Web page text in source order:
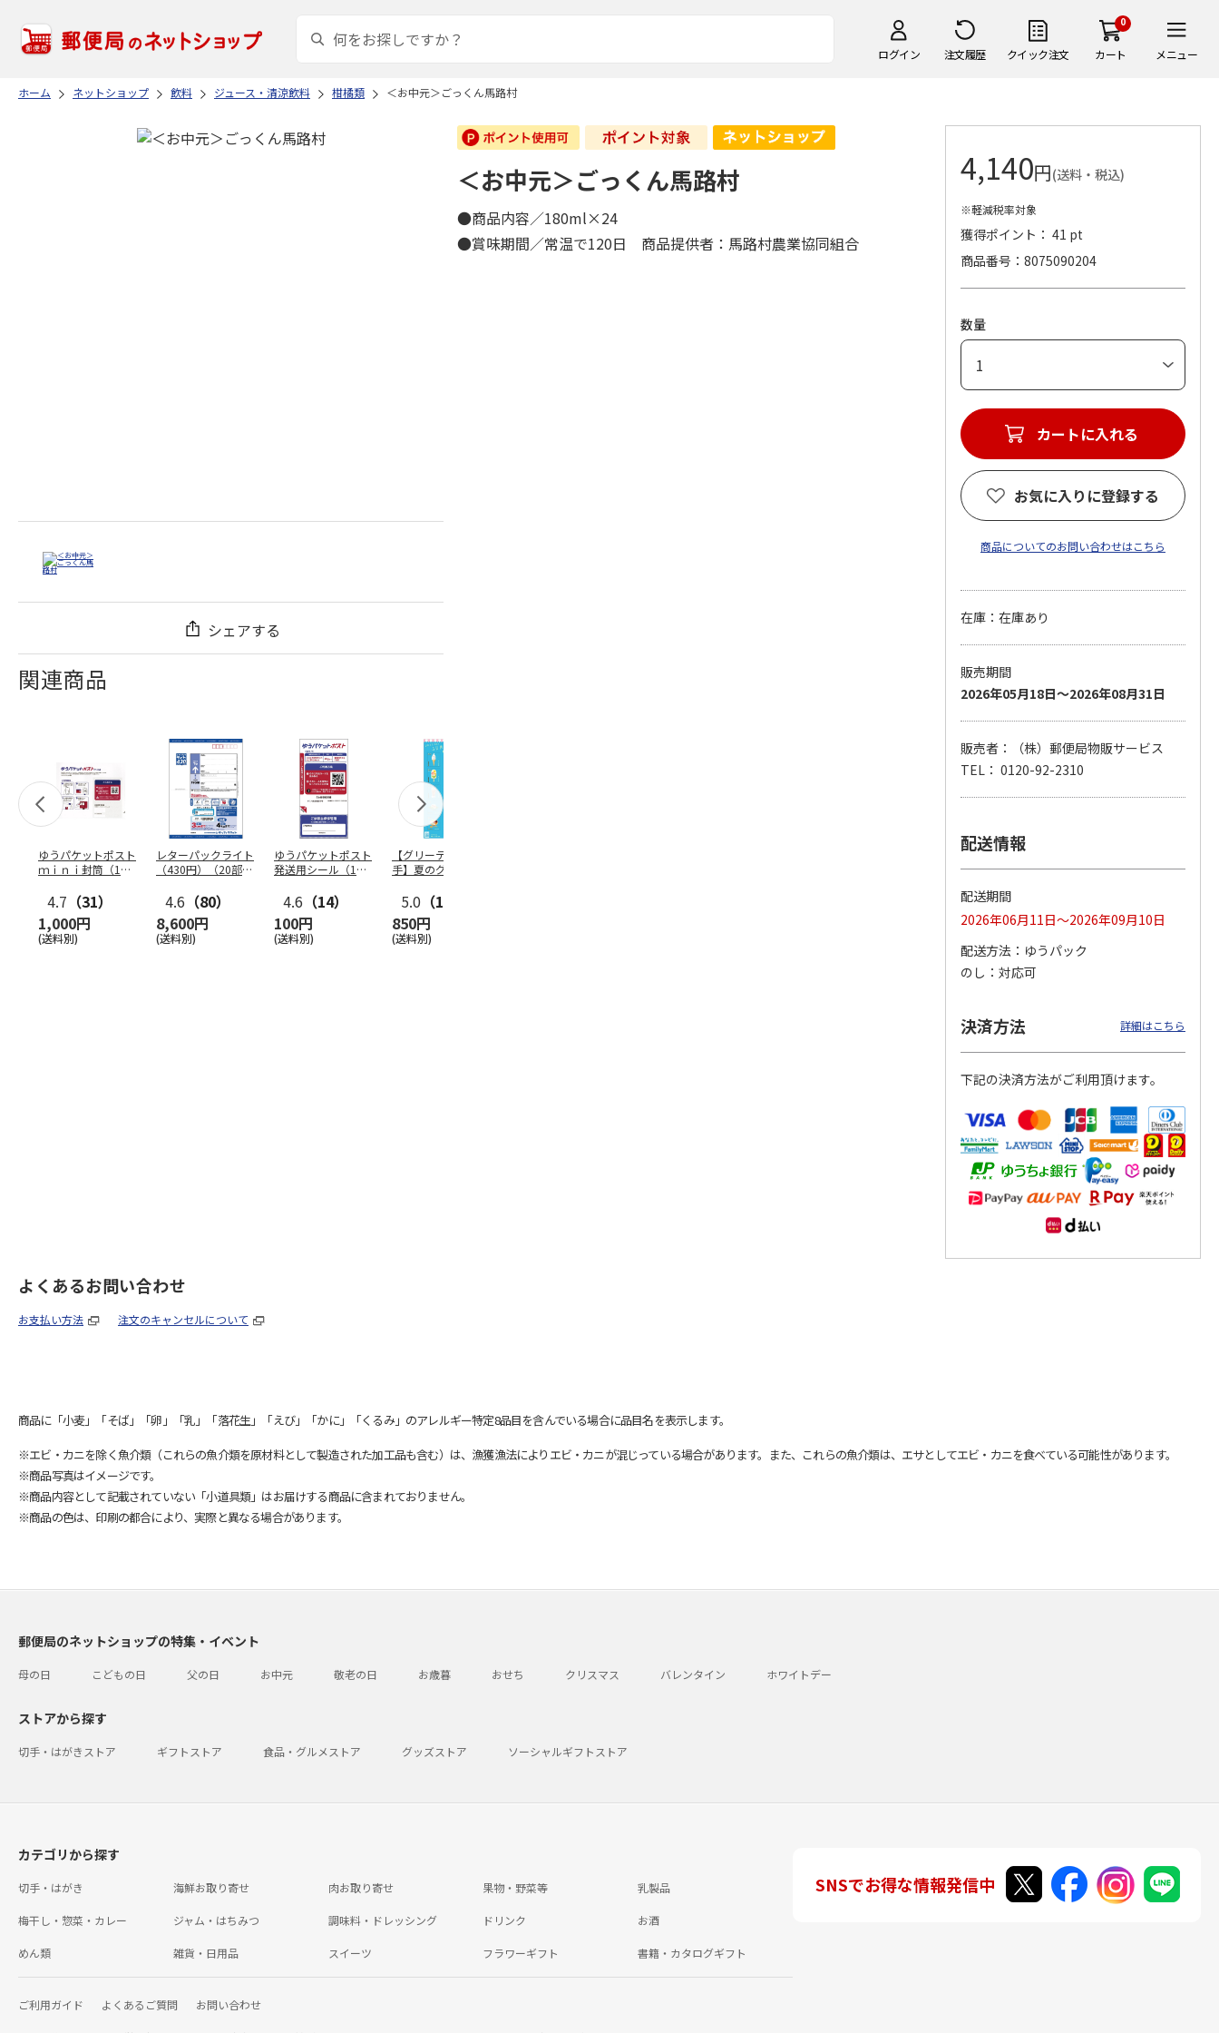
ログイン 注文履歴 クイック注文
0
カート メニュー
ホーム ネットショップ 飲料 ジュース・清涼飲料 柑橘類 ＜お中元＞ごっくん馬路村
シェアする
関連商品
ゆうパケットポスト
ｍｉｎｉ封筒（1個
4.7 （31）
1,000円
(送料別)
レターパックライト
（430円）（20部セ
4.6 （80）
8,600円
(送料別)
ゆうパケットポスト
発送用シール（1個
4.6 （14）
100円
(送料別)
【グリーティング切
手】夏のグリーティ
5.0 （10）
850円
(送料別)
手】ハッピーグリー
【グリーティング切
手】グリーティング
円…
4.8（11）
5,500円
通切手・千鳥（1シ
11,000円
＜お中元＞ごっくん馬路村
●商品内容／180ml×24
●賞味期間／常温で120日 商品提供者：馬路村農業協同組合
4,140円(送料・税込)
※軽減税率対象
獲得ポイント： 41 pt
商品番号
8075090204
数量
カートに入れる
お気に入りに登録する
商品についてのお問い合わせはこちら
在庫：在庫あり
販売期間
2026年05月18日～2026年08月31日
販売者：（株）郵便局物販サービス
TEL： 0120-92-2310
配送情報
配送期間
2026年06月11日～2026年09月10日
配送方法
ゆうパック
のし
対応可
決済方法 詳細はこちら
下記の決済方法がご利用頂けます。
よくあるお問い合わせ
お支払い方法 注文のキャンセルについて
商品に「小麦」「そば」「卵」「乳」「落花生」「えび」「かに」「くるみ」のアレルギー特定8品目を含んでいる場合に品目名を表示します。
※エビ・カニを除く魚介類（これらの魚介類を原材料として製造された加工品も含む）は、漁獲漁法によりエビ・カニが混じっている場合があります。また、これらの魚介類は、エサとしてエビ・カニを食べている可能性があります。
※商品写真はイメージです。
※商品内容として記載されていない「小道具類」はお届けする商品に含まれておりません。
※商品の色は、印刷の都合により、実際と異なる場合があります。
郵便局のネットショップの特集・イベント
母の日 こどもの日 父の日 お中元 敬老の日 お歳暮 おせち クリスマス バレンタイン ホワイトデー
ストアから探す
切手・はがきストア ギフトストア 食品・グルメストア グッズストア ソーシャルギフトストア
カテゴリから探す
切手・はがき 海鮮お取り寄せ 肉お取り寄せ 果物・野菜等 乳製品
梅干し・惣菜・カレー ジャム・はちみつ 調味料・ドレッシング ドリンク お酒
めん類 雑貨・日用品 スイーツ フラワーギフト 書籍・カタログギフト
ご利用ガイド よくあるご質問 お問い合わせ
SNSでお得な情報発信中